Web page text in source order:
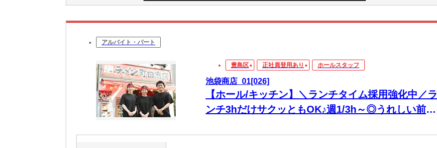
アルバイト・パート
豊島区 正社員登用あり ホールスタッフ
池袋商店_01[026]
【ホール/キッチン】＼ランチタイム採用強化中／ラ
ンチ3hだけサクッともOK♪週1/3h～◎うれしい前払